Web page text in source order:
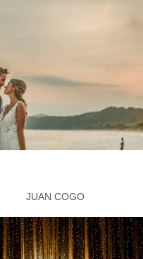
JUAN COGO